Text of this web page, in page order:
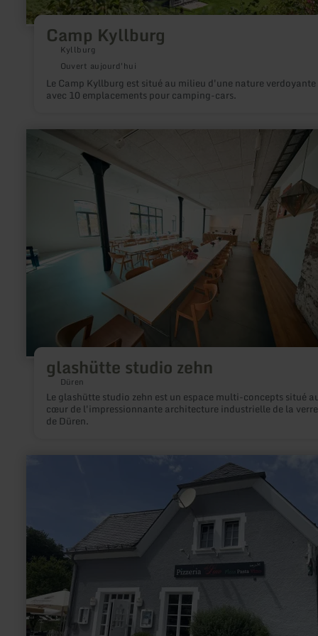
Camp Kyllburg
Kyllburg
Ouvert aujourd'hui
Le Camp Kyllburg est situé au milieu d'une nature verdoyante
avec 10 emplacements pour camping-cars.
glashütte studio zehn
Düren
Le glashütte studio zehn est un espace multi-concepts situé
cœur de l'impressionnante architecture industrielle de la
de Düren.
Bike-
Ladestation
Bleialf